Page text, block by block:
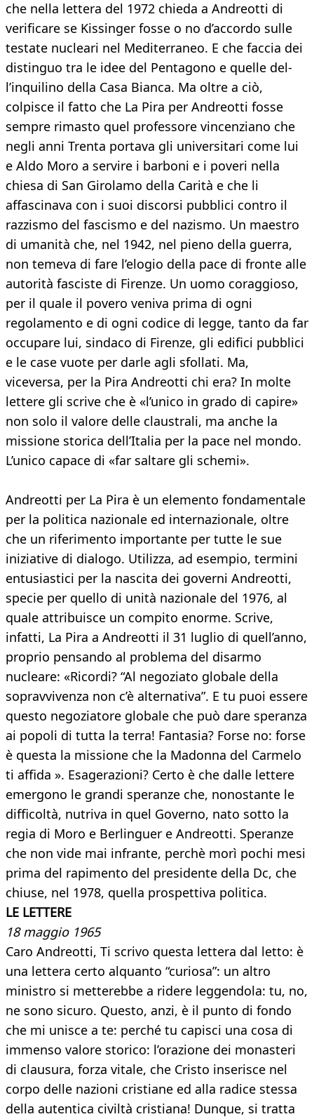
che nella lettera del 1972 chieda a Andreotti di
verificare se Kissinger fosse o no d’accordo sulle
testate nucleari nel Mediterraneo. E che faccia dei
distinguo tra le idee del Pentagono e quelle del-
l’inquilino della Casa Bianca. Ma oltre a ciò,
colpisce il fatto che La Pira per Andreotti fosse
sempre rimasto quel professore vincenziano che
negli anni Trenta portava gli universitari come lui
e Aldo Moro a servire i barboni e i poveri nella
chiesa di San Girolamo della Carità e che li
affascinava con i suoi discorsi pubblici contro il
razzismo del fascismo e del nazismo. Un maestro
di umanità che, nel 1942, nel pieno della guerra,
non temeva di fare l’elogio della pace di fronte alle
autorità fasciste di Firenze. Un uomo coraggioso,
per il quale il povero veniva prima di ogni
regolamento e di ogni codice di legge, tanto da far
occupare lui, sindaco di Firenze, gli edifici pubblici
e le case vuote per darle agli sfollati. Ma,
viceversa, per la Pira Andreotti chi era? In molte
lettere gli scrive che è «l’unico in grado di capire»
non solo il valore delle claustrali, ma anche la
missione storica dell’Italia per la pace nel mondo.
L’unico capace di «far saltare gli schemi».
Andreotti per La Pira è un elemento fondamentale
per la politica nazionale ed internazionale, oltre
che un riferimento importante per tutte le sue
iniziative di dialogo. Utilizza, ad esempio, termini
entusiastici per la nascita dei governi Andreotti,
specie per quello di unità nazionale del 1976, al
quale attribuisce un compito enorme. Scrive,
infatti, La Pira a Andreotti il 31 luglio di quell’anno,
proprio pensando al problema del disarmo
nucleare: «Ricordi? “Al negoziato globale della
sopravvivenza non c’è alternativa”. E tu puoi essere
questo negoziatore globale che può dare speranza
ai popoli di tutta la terra! Fantasia? Forse no: forse
è questa la missione che la Madonna del Carmelo
ti affida ». Esagerazioni? Certo è che dalle lettere
emergono le grandi speranze che, nonostante le
difficoltà, nutriva in quel Governo, nato sotto la
regia di Moro e Berlinguer e Andreotti. Speranze
che non vide mai infrante, perchè morì pochi mesi
prima del rapimento del presidente della Dc, che
chiuse, nel 1978, quella prospettiva politica.
LE LETTERE
18 maggio 1965
Caro Andreotti, Ti scrivo questa lettera dal letto: è
una lettera certo alquanto “curiosa”: un altro
ministro si metterebbe a ridere leggendola: tu, no,
ne sono sicuro. Questo, anzi, è il punto di fondo
che mi unisce a te: perché tu capisci una cosa di
immenso valore storico: l’orazione dei monasteri
di clausura, forza vitale, che Cristo inserisce nel
corpo delle nazioni cristiane ed alla radice stessa
della autentica civiltà cristiana! Dunque, si tratta